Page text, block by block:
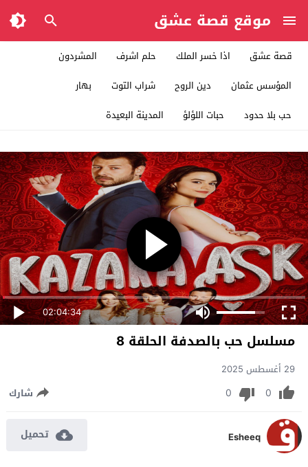
موقع قصة عشق
قصة عشق اذا خسر الملك حلم اشرف
المشردون
المؤسس عثمان
دين الروح شراب التوت
بهار
حب بلا حدود
حبات اللؤلؤ المدينة البعيدة
02:04:34
مسلسل حب بالصدفة الحلقة 8
29 أغسطس 2025
0
0 شارك
Esheeq تحميل